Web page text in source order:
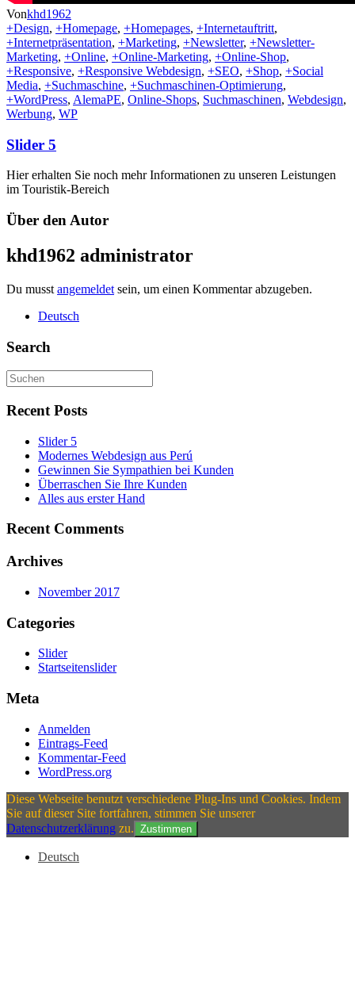
Vonkhd1962
+Design, +Homepage, +Homepages, +Internetauftritt,
+Internetpräsentation, +Marketing, +Newsletter, +Newsletter-
Marketing, +Online, +Online-Marketing, +Online-Shop,
+Responsive, +Responsive Webdesign, +SEO, +Shop, +Social
Media, +Suchmaschine, +Suchmaschinen-Optimierung,
+WordPress, AlemaPE, Online-Shops, Suchmaschinen, Webdesign,
Werbung, WP
Slider 5
Hier erhalten Sie noch mehr Informationen zu unseren Leistungen
im Touristik-Bereich
Über den Autor
khd1962 administrator
Du musst angemeldet sein, um einen Kommentar abzugeben.
Deutsch
Search
Recent Posts
Slider 5
Modernes Webdesign aus Perú
Gewinnen Sie Sympathien bei Kunden
Überraschen Sie Ihre Kunden
Alles aus erster Hand
Recent Comments
Archives
November 2017
Categories
Slider
Startseitenslider
Meta
Anmelden
Eintrags-Feed
Kommentar-Feed
WordPress.org
Diese Webseite benutzt verschiedene Plug-Ins und Cookies. Indem
Sie auf dieser Site fortfahren, stimmen Sie unserer
Datenschutzerklärung zu. Zustimmen
Deutsch